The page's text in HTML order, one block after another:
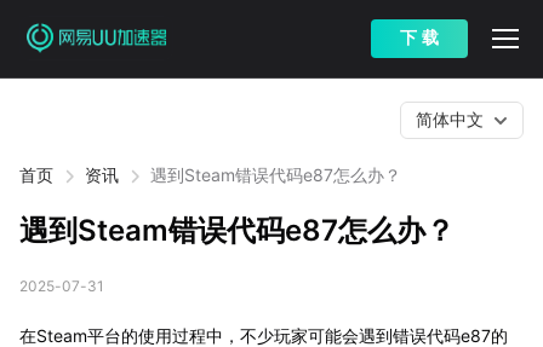
下 载
首页 资讯 遇到Steam错误代码e87怎么办？
简体中文
遇到Steam错误代码e87怎么办？
2025-07-31
在Steam平台的使用过程中，不少玩家可能会遇到错误代码e87的